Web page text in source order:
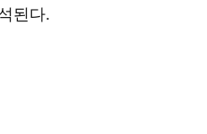
된다.